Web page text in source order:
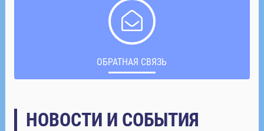
ОБРАТНАЯ СВЯЗЬ
НОВОСТИ И СОБЫТИЯ